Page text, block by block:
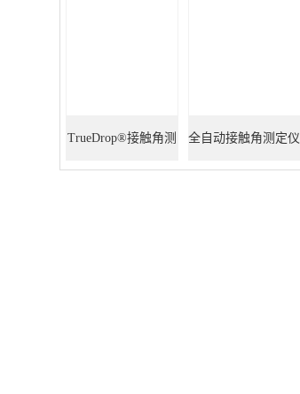
TrueDrop®接触角测 全自动接触角测定仪